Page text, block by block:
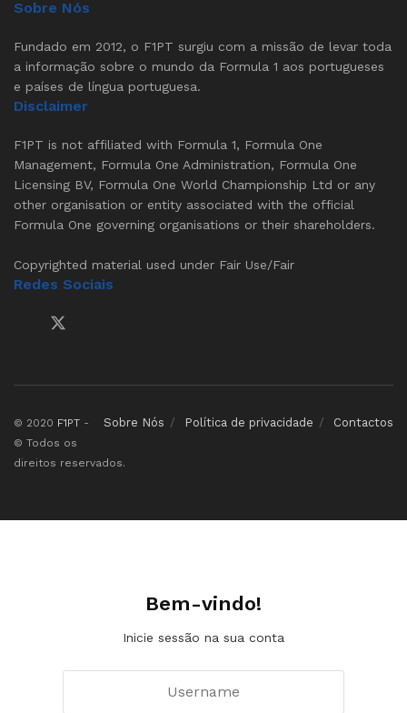
Sobre Nós
Fundado em 2012, o F1PT surgiu com a missão de levar toda
a informação sobre o mundo da Formula 1 aos portugueses
e países de língua portuguesa.
Disclaimer
F1PT is not affiliated with Formula 1, Formula One
Management, Formula One Administration, Formula One
Licensing BV, Formula One World Championship Ltd or any
other organisation or entity associated with the official
Formula One governing organisations or their shareholders.
Copyrighted material used under Fair Use/Fair
Redes Sociais
Sobre Nós Política de privacidade Contactos
© 2020 F1PT -
© Todos os
direitos reservados.
Bem-vindo!
Inicie sessão na sua conta